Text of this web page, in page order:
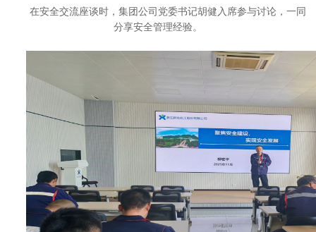
在安全交流座谈时，集团公司党委书记胡健入席参与讨论，一同
分享安全管理经验。